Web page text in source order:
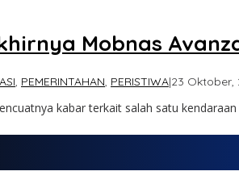
Mobnas
, PEMERINTAHAN, PERISTIWA|23 Oktober,
kabar terkait salah satu kendaraan